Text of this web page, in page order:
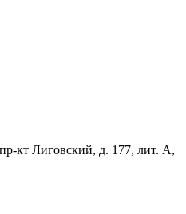
кт Лиговский, д. 177, лит. А,